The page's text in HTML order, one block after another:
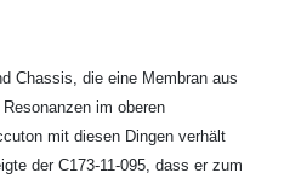
Chassis, die eine Membran aus
im oberen
mit diesen Dingen verhält
der C173-11-095, dass er zum